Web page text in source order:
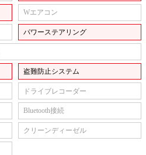
Wエアコン
パワーステアリング
盗難防止システム
ドライブレコーダー
Bluetooth接続
クリーンディーゼル